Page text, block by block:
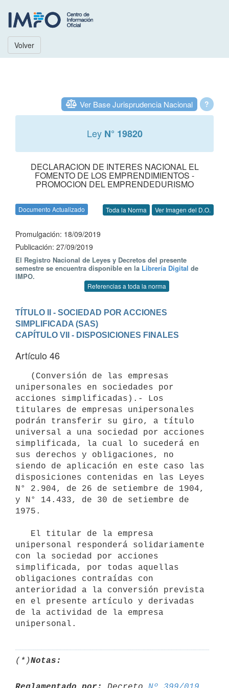
Volver
?
Ver Base Jurisprudencia Nacional
Ley N° 19820
DECLARACION DE INTERES NACIONAL EL
FOMENTO DE LOS EMPRENDIMIENTOS -
PROMOCION DEL EMPRENDEDURISMO
Documento Actualizado Toda la Norma Ver Imagen del D.O.
Promulgación: 18/09/2019
Publicación: 27/09/2019
El Registro Nacional de Leyes y Decretos del presente
semestre se encuentra disponible en la Librería Digital de
IMPO.
Referencias a toda la norma
TÍTULO II - SOCIEDAD POR ACCIONES
SIMPLIFICADA (SAS)
CAPÍTULO VII - DISPOSICIONES FINALES
Artículo 46
unipersonales en sociedades por
acciones simplificadas).- Los
titulares de empresas unipersonales
podrán transferir su giro, a título
universal a una sociedad por acciones
simplificada, la cual lo sucederá en
sus derechos y obligaciones, no
siendo de aplicación en este caso las
disposiciones contenidas en las Leyes
N° 2.904, de 26 de setiembre de 1904,
y N° 14.433, de 30 de setiembre de
1975.
unipersonal responderá solidariamente
con la sociedad por acciones
simplificada, por todas aquellas
obligaciones contraídas con
anterioridad a la conversión prevista
en el presente artículo y derivadas
de la actividad de la empresa
(*)Notas: